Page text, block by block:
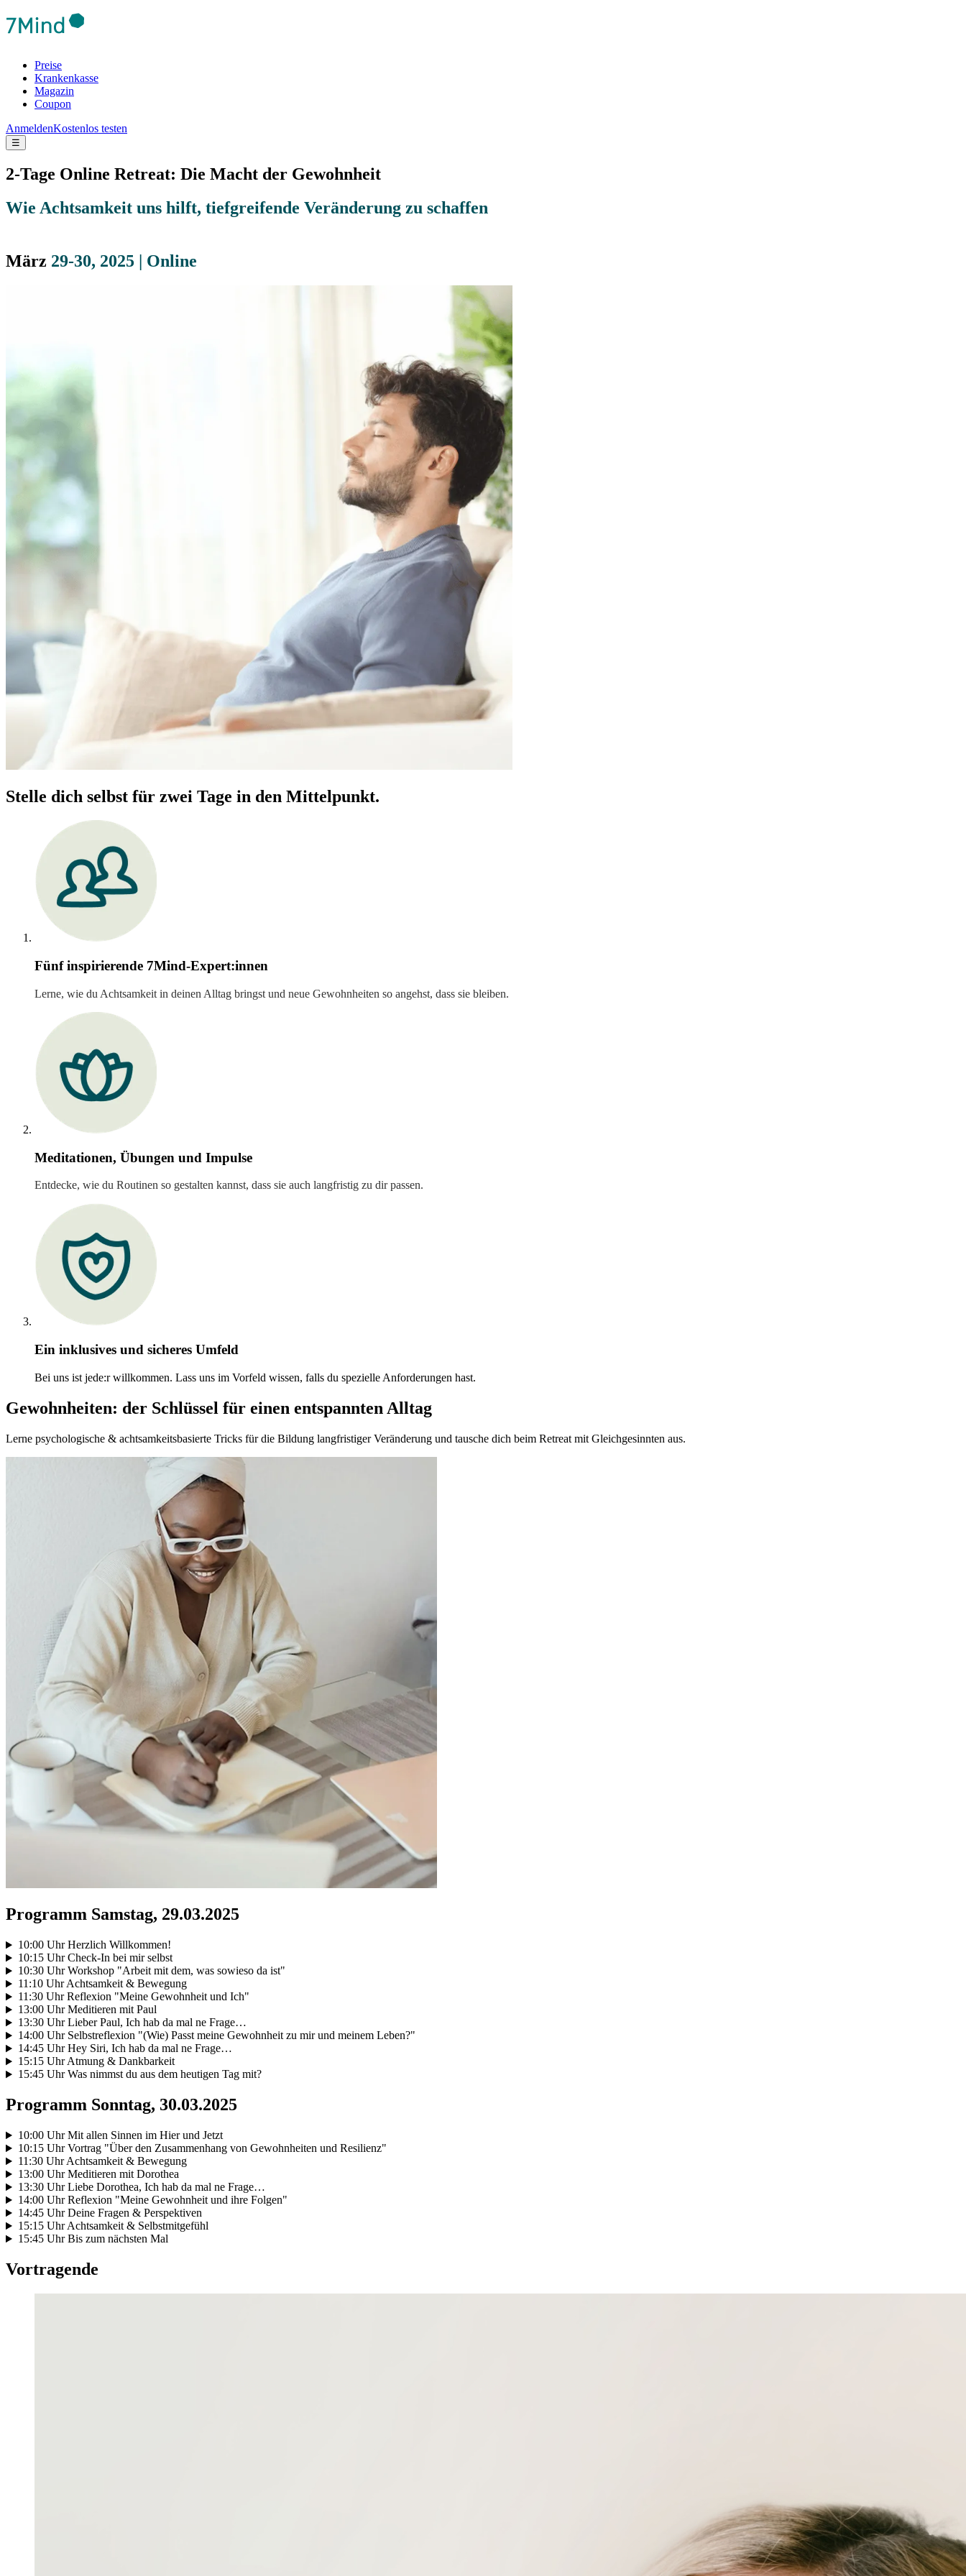
Preise
Krankenkasse
Magazin
Coupon
AnmeldenKostenlos testen
☰
2-Tage Online Retreat: Die Macht der Gewohnheit
Wie Achtsamkeit uns hilft, tiefgreifende Veränderung zu schaffen
März 29-30, 2025 | Online
Stelle dich selbst für zwei Tage in den Mittelpunkt.
Fünf inspirierende 7Mind-Expert:innen
Lerne, wie du Achtsamkeit in deinen Alltag bringst und neue Gewohnheiten so angehst, dass sie bleiben.
Meditationen, Übungen und Impulse
Entdecke, wie du Routinen so gestalten kannst, dass sie auch langfristig zu dir passen.
Ein inklusives und sicheres Umfeld
Bei uns ist jede:r willkommen. Lass uns im Vorfeld wissen, falls du spezielle Anforderungen hast.
Gewohnheiten: der Schlüssel für einen entspannten Alltag
Lerne psychologische & achtsamkeitsbasierte Tricks für die Bildung langfristiger Veränderung und tausche dich beim Retreat mit Gleichgesinnten aus.
Programm Samstag, 29.03.2025
10:00 Uhr Herzlich Willkommen!
10:15 Uhr Check-In bei mir selbst
10:30 Uhr Workshop "Arbeit mit dem, was sowieso da ist"
11:10 Uhr Achtsamkeit & Bewegung
11:30 Uhr Reflexion "Meine Gewohnheit und Ich"
13:00 Uhr Meditieren mit Paul
13:30 Uhr Lieber Paul, Ich hab da mal ne Frage…
14:00 Uhr Selbstreflexion "(Wie) Passt meine Gewohnheit zu mir und meinem Leben?"
14:45 Uhr Hey Siri, Ich hab da mal ne Frage…
15:15 Uhr Atmung & Dankbarkeit
15:45 Uhr Was nimmst du aus dem heutigen Tag mit?
Programm Sonntag, 30.03.2025
10:00 Uhr Mit allen Sinnen im Hier und Jetzt
10:15 Uhr Vortrag "Über den Zusammenhang von Gewohnheiten und Resilienz"
11:30 Uhr Achtsamkeit & Bewegung
13:00 Uhr Meditieren mit Dorothea
13:30 Uhr Liebe Dorothea, Ich hab da mal ne Frage…
14:00 Uhr Reflexion "Meine Gewohnheit und ihre Folgen"
14:45 Uhr Deine Fragen & Perspektiven
15:15 Uhr Achtsamkeit & Selbstmitgefühl
15:45 Uhr Bis zum nächsten Mal
Vortragende